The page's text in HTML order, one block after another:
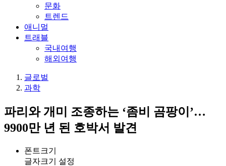
문화
트렌드
애니멀
트래블
국내여행
해외여행
글로벌
과학
파리와 개미 조종하는 ‘좀비 곰팡이’…
9900만 년 된 호박서 발견
폰트크기
글자크기 설정